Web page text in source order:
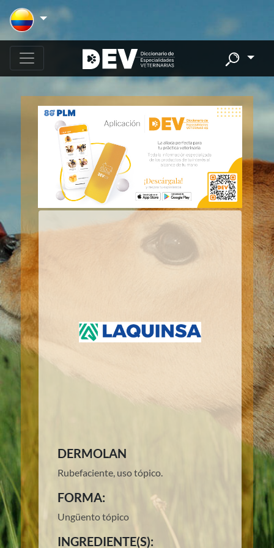
DERMOLAN
Rubefaciente, uso tópico.
FORMA:
Ungüento tópico
INGREDIENTE(S):